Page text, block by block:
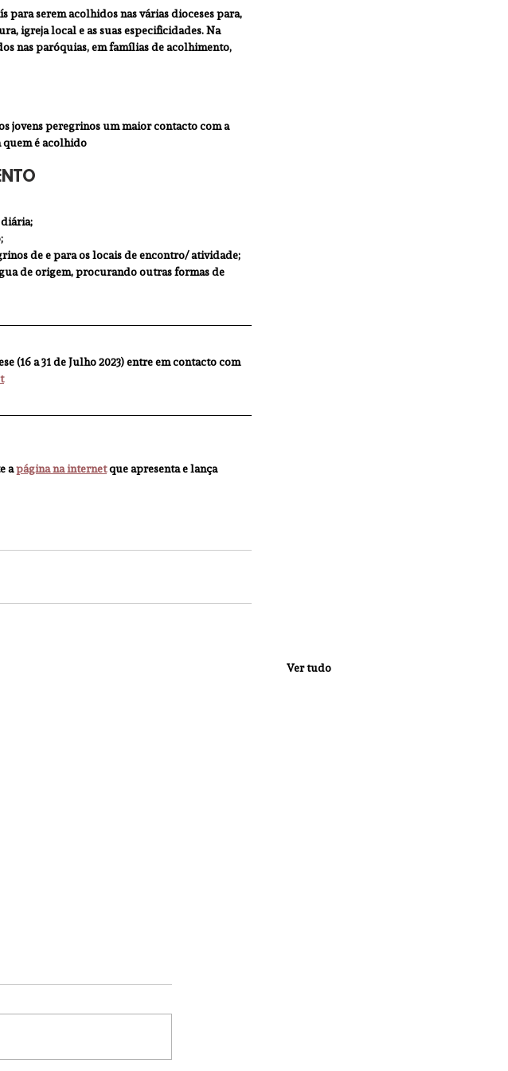
para serem acolhidos nas várias dioceses para,
igreja local e as suas especificidades. Na
nas paróquias, em famílias de acolhimento,
jovens peregrinos um maior contacto com a
é acolhido
de e para os locais de encontro/ atividade;
(16 a 31 de Julho 2023) entre em contacto com
a página na internet que apresenta e lança
Ver tudo